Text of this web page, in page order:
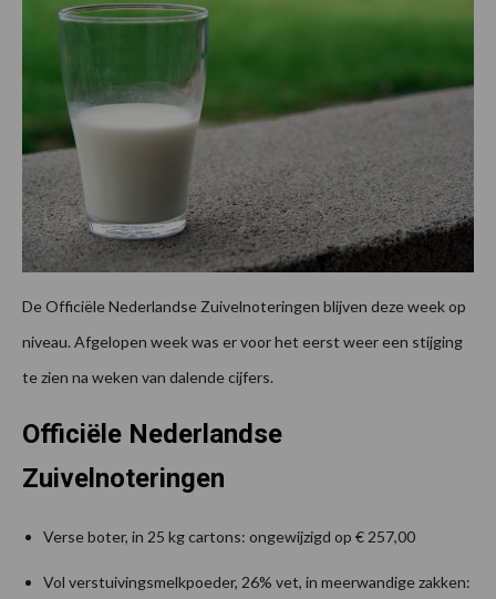
De Officiële Nederlandse Zuivelnoteringen blijven deze week op
niveau. Afgelopen week was er voor het eerst weer een stijging
te zien na weken van dalende cijfers.
Officiële Nederlandse
Zuivelnoteringen
Verse boter, in 25 kg cartons: ongewijzigd op € 257,00
Vol verstuivingsmelkpoeder, 26% vet, in meerwandige zakken: